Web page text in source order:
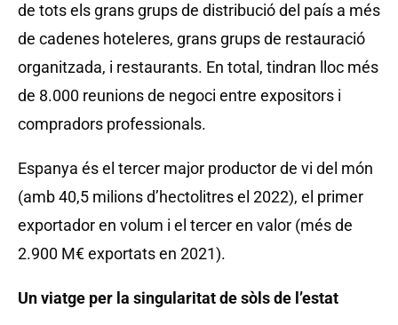
de tots els grans grups de distribució del país a més
de cadenes hoteleres, grans grups de restauració
organitzada, i restaurants. En total, tindran lloc més
de 8.000 reunions de negoci entre expositors i
compradors professionals.
Espanya és el tercer major productor de vi del món
(amb 40,5 milions d’hectolitres el 2022), el primer
exportador en volum i el tercer en valor (més de
2.900 M€ exportats en 2021).
Un viatge per la singularitat de sòls de l’estat